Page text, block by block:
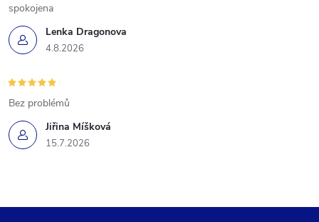
Lenka Dragonova
4.8.2026
spokojena
Jiřina Míšková
15.7.2026
Bez problémů